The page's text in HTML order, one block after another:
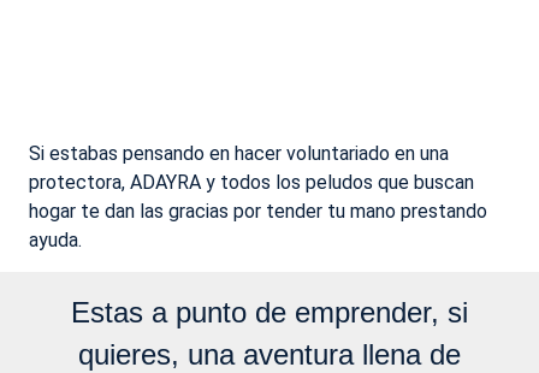
Si estabas pensando en hacer voluntariado en una
protectora, ADAYRA y todos los peludos que buscan
hogar te dan las gracias por tender tu mano prestando
ayuda.
Estas a punto de emprender, si
quieres, una aventura llena de